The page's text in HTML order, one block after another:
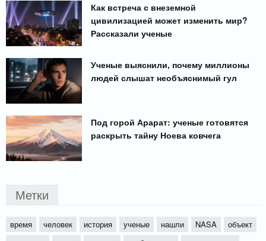
Как встреча с внеземной
цивилизацией может изменить мир?
Рассказали ученые
Ученые выяснили, почему миллионы
людей слышат необъяснимый гул
Под горой Арарат: ученые готовятся
раскрыть тайну Ноева ковчега
Метки
время человек история ученые нашли NASA
объект